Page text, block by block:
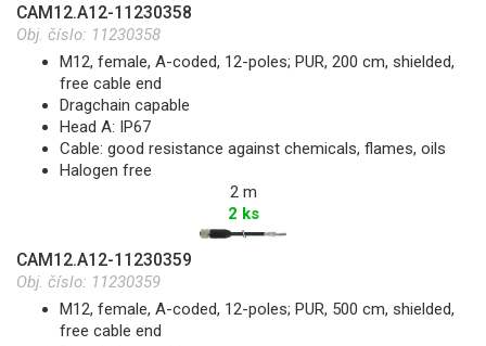
CAM12.A12-11230358
Obj. číslo: 11230358
M12, female, A-coded, 12-poles; PUR, 200 cm, shielded,
free cable end
Dragchain capable
Head A: IP67
Cable: good resistance against chemicals, flames, oils
Halogen free
2 m
2 ks
CAM12.A12-11230359
Obj. číslo: 11230359
M12, female, A-coded, 12-poles; PUR, 500 cm, shielded,
free cable end